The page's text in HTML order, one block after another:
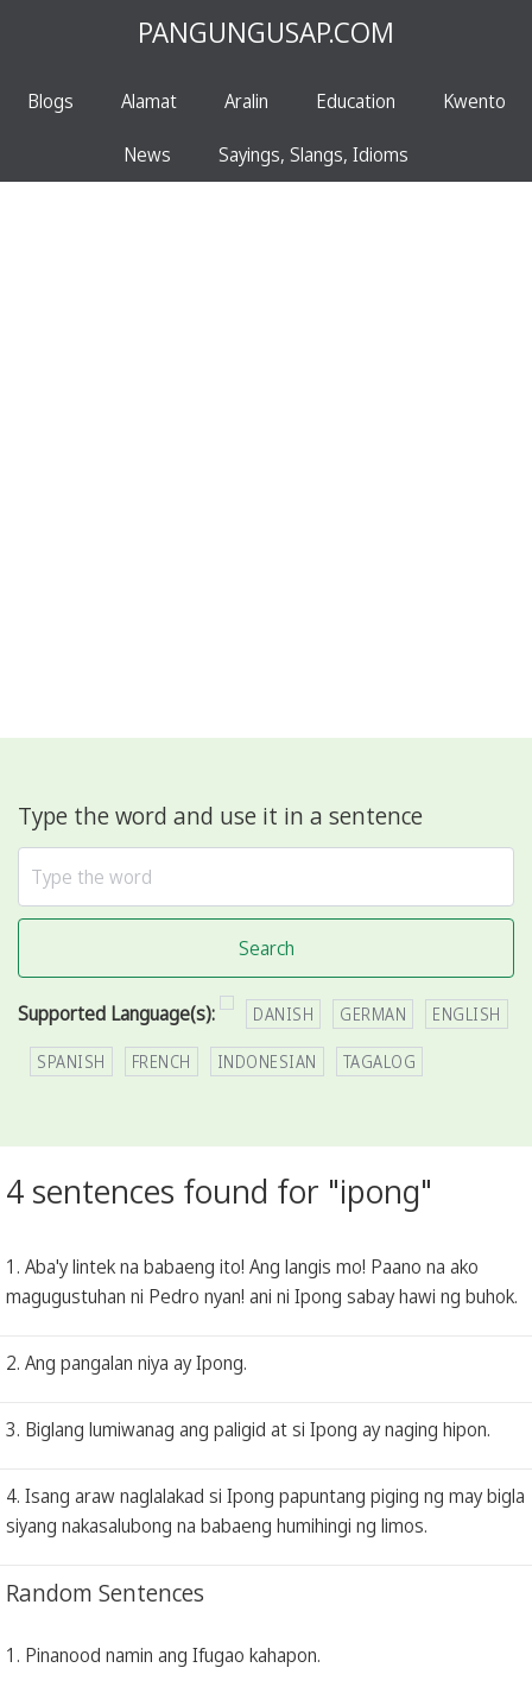
PANGUNGUSAP.COM
Blogs Alamat Aralin Education Kwento
News Sayings, Slangs, Idioms
Type the word and use it in a sentence
Search
Supported Language(s): DANISH GERMAN ENGLISH
SPANISH FRENCH INDONESIAN TAGALOG
4 sentences found for "ipong"
1. Aba'y lintek na babaeng ito! Ang langis mo! Paano na ako
magugustuhan ni Pedro nyan! ani ni Ipong sabay hawi ng buhok.
2. Ang pangalan niya ay Ipong.
3. Biglang lumiwanag ang paligid at si Ipong ay naging hipon.
4. Isang araw naglalakad si Ipong papuntang piging ng may bigla
siyang nakasalubong na babaeng humihingi ng limos.
Random Sentences
1. Pinanood namin ang Ifugao kahapon.